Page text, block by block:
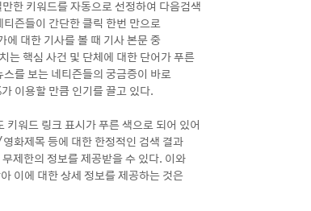
한 키워드를 자동으로 선정하여 다음검색
즌들이 간단한 클릭 한번 만으로
에 대한 기사를 볼 때 기사 본문 중
는 핵심 사건 및 단체에 대한 단어가 푸른
를 보는 네티즌들의 궁금증이 바로
이용할 만큼 인기를 끌고 있다.
워드 링크 표시가 푸른 색으로 되어 있어
화제목 등에 대한 한정적인 검색 결과
제한의 정보를 제공받을 수 있다. 이와
이에 대한 상세 정보를 제공하는 것은